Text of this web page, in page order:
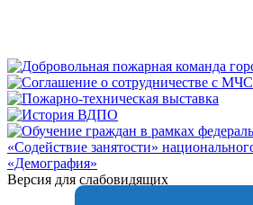
Версия для слабовидящих